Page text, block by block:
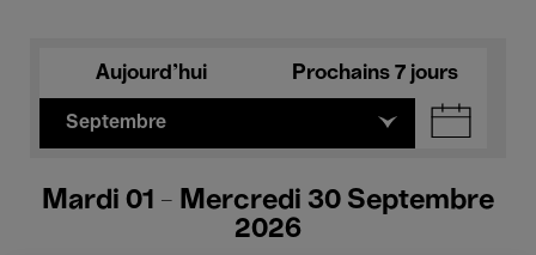
Aujourd'hui Prochains 7 jours
Septembre
Mardi 01 - Mercredi 30 Septembre
2026